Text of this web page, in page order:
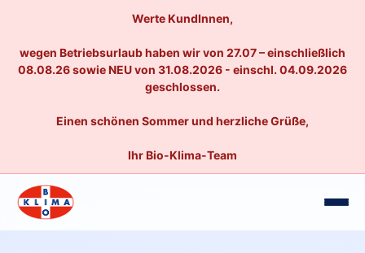
Werte KundInnen,
wegen Betriebsurlaub haben wir von 27.07 – einschließlich
08.08.26 sowie NEU von 31.08.2026 - einschl. 04.09.2026
geschlossen.
Einen schönen Sommer und herzliche Grüße,
Ihr Bio-Klima-Team